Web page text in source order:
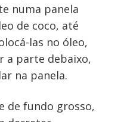
numa panela
de coco, até
las no óleo,
a parte debaixo,
na panela.
de fundo grosso,